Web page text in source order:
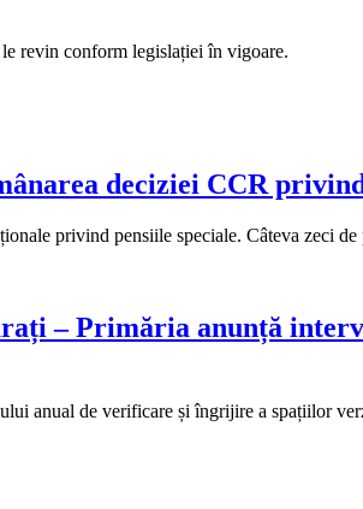
revin conform legislației în vigoare.
deciziei CCR
privind pensiile speciale. Câteva zeci
– Primăria anunță
anual de verificare și îngrijire a spațiilor